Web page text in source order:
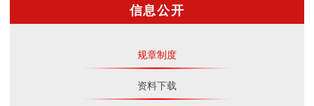
信息公开
规章制度
资料下载